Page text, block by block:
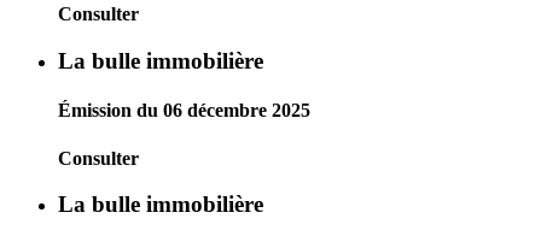
Consulter
La bulle immobilière
Émission du 06 décembre 2025
Consulter
La bulle immobilière